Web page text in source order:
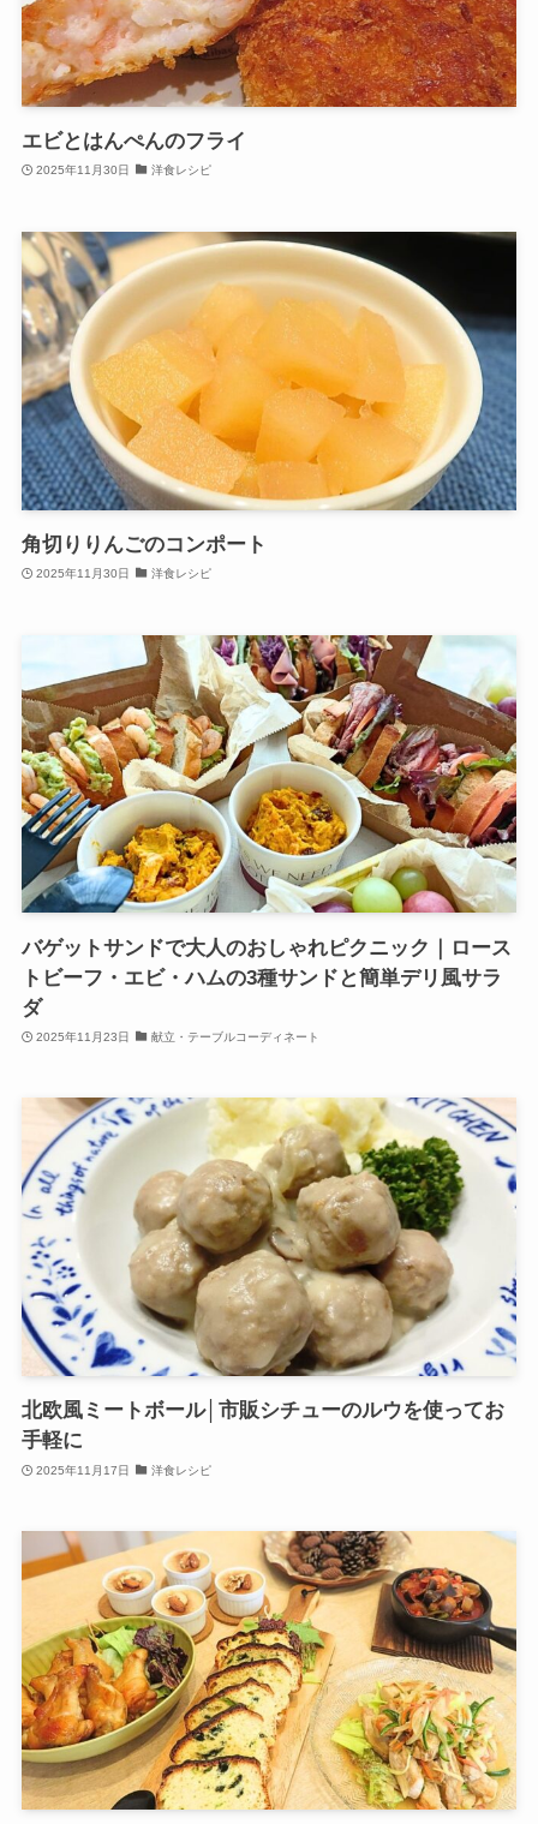
エビとはんぺんのフライ
2025年11月30日 洋食レシピ
角切りりんごのコンポート
2025年11月30日 洋食レシピ
バゲットサンドで大人のおしゃれピクニック｜ロース
トビーフ・エビ・ハムの3種サンドと簡単デリ風サラ
ダ
2025年11月23日 献立・テーブルコーディネート
北欧風ミートボール│市販シチューのルウを使ってお
手軽に
2025年11月17日 洋食レシピ